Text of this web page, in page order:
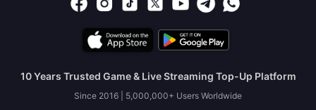
10 Years Trusted Game & Live Streaming Top-Up Platform
Since 2016 | 5,000,000+ Users Worldwide